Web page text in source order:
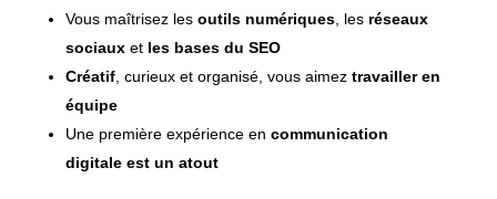
Vous maîtrisez les outils numériques, les réseaux
sociauxet les bases du SEO
Créatif, curieux et organisé, vous aimez travailler en
équipe
Une première expérience en communication
digitale est un atout